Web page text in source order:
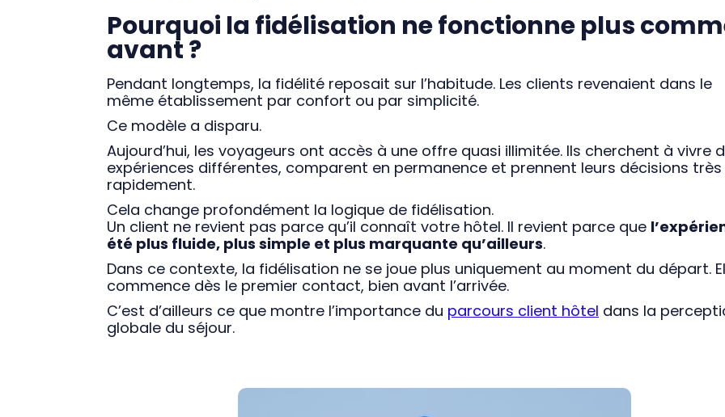
Pourquoi la fidélisation ne fonctionne plus
avant ?
Pendant longtemps, la fidélité reposait sur l’habitude. Les clients revenaient dans le
même établissement par confort ou par simplicité.
Ce modèle a disparu.
Aujourd’hui, les voyageurs ont accès à une offre quasi illimitée. Ils cherchent à vivre
expériences différentes, comparent en permanence et prennent leurs décisions très
rapidement.
Cela change profondément la logique de fidélisation.
Un client ne revient pas parce qu’il connaît votre hôtel. Il revient parce que
été plus fluide, plus simple et plus marquante qu’ailleurs.
Dans ce contexte, la fidélisation ne se joue plus uniquement au moment du départ.
commence dès le premier contact, bien avant l’arrivée.
C’est d’ailleurs ce que montre l’importance du parcours client hôtel dans la
globale du séjour.